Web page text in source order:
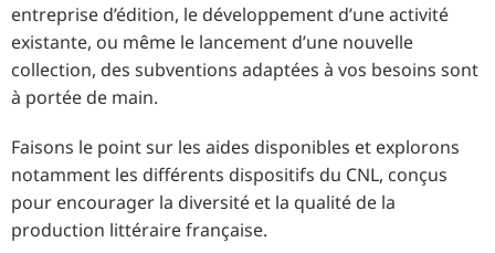
entreprise d’édition, le développement d’une activité
existante, ou même le lancement d’une nouvelle
collection, des subventions adaptées à vos besoins sont
à portée de main.
Faisons le point sur les aides disponibles et explorons
notamment les différents dispositifs du CNL, conçus
pour encourager la diversité et la qualité de la
production littéraire française.